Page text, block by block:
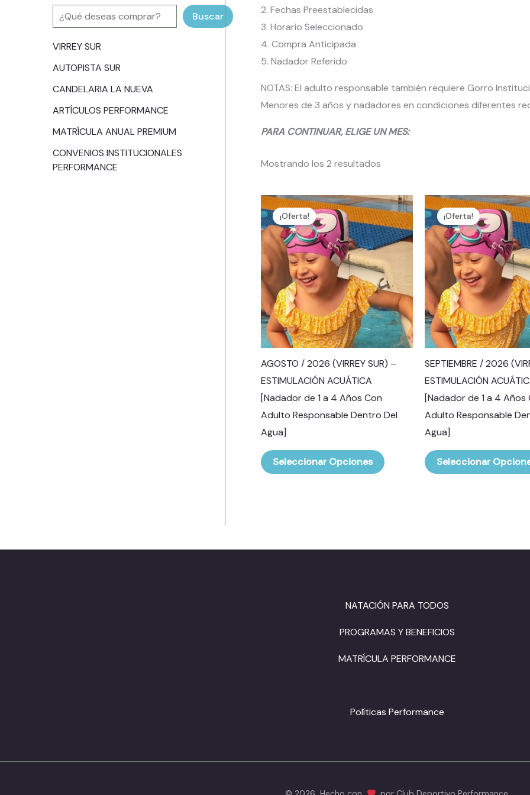
Buscar
VIRREY SUR
AUTOPISTA SUR
CANDELARIA LA NUEVA
ARTÍCULOS PERFORMANCE
MATRÍCULA ANUAL PREMIUM
CONVENIOS INSTITUCIONALES
PERFORMANCE
2. Fechas Preestablecidas
3. Horario Seleccionado
4. Compra Anticipada
5. Nadador Referido
NOTAS: El adulto responsable también requiere Gorro
Menores de 3 años y nadadores en condiciones diferentes
PARA CONTINUAR, ELIGE UN MES:
Mostrando los 2 resultados
¡Oferta!
AGOSTO / 2026 (VIRREY SUR) –
ESTIMULACIÓN ACUÁTICA
[Nadador de 1 a 4 Años Con
Adulto Responsable Dentro Del
Agua]
Seleccionar Opciones
Este
producto
tiene
variantes.
Las
opciones
se
pueden
elegir
página
¡Oferta!
SEPTIEMBRE / 2026
ESTIMULACIÓN
[Nadador de 1 a 4 Años
Adulto Responsable
Agua]
Seleccionar
NATACIÓN PARA TODOS
PROGRAMAS Y BENEFICIOS
MATRÍCULA PERFORMANCE
Políticas Performance